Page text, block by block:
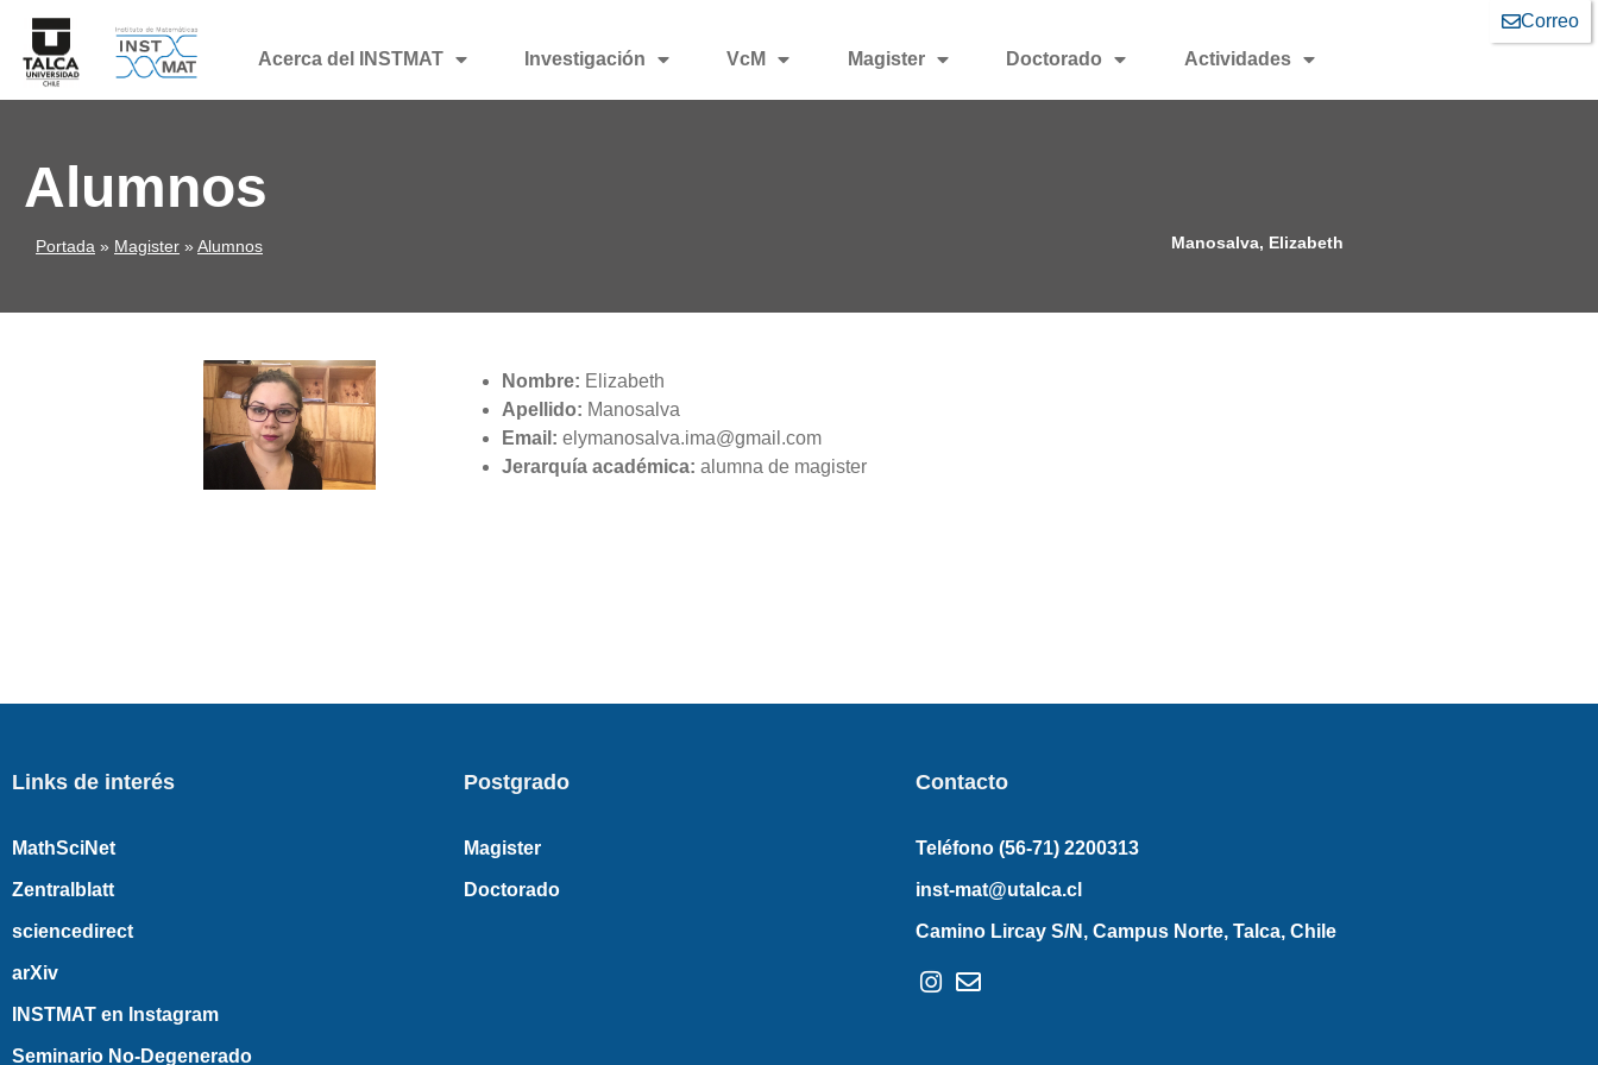
Correo
Acerca del INSTMAT
Investigación VcM Magister Doctorado Actividades
Alumnos
Portada » Magister » Alumnos Manosalva, Elizabeth
Nombre: Elizabeth
Apellido: Manosalva
Email:elymanosalva.ima@gmail.com
Jerarquía académica: alumna de magister
Links de interés
MathSciNet
Zentralblatt
sciencedirect
arXiv
INSTMAT en Instagram
Seminario No-Degenerado
Postgrado
Magister
Doctorado
Contacto
Teléfono (56-71) 2200313
inst-mat@utalca.cl
Camino Lircay S/N, Campus Norte, Talca, Chile